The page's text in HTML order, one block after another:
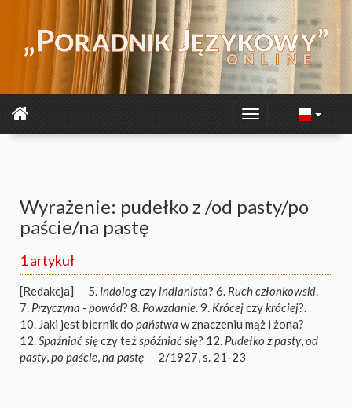
Wyrażenie: pudełko z /od pasty/po
paście/na pastę
1 artykuł
[Redakcja] 5. Indologczyindianista? 6. Ruch członkowski.
7. Przyczyna - powód? 8. Powzdanie. 9. Krócejczykróciej?.
10. Jaki jest biernik do państwa w znaczeniu mąż i żona?
12.Spaźniać sięczy teżspóźniać się? 12. Pudełko z pasty,od
pasty,po paście,na pastę 2/1927, s. 21-23